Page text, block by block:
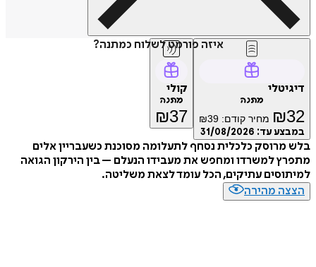
איזה פורמט לשלוח כמתנה?
דיגיטלי
מתנה
₪32 מחיר קודם: ₪39
במבצע עד: 31/08/2026
קולי
מתנה
₪37
בלש מרוסק כלכלית נסחף לתעלומה מסוכנת כשעבריין אלים
מתפרץ למשרדו ומחפש את מעבידו הנעלם – בין הירקון הגואה
למיתוסים עתיקים, הכל עומד לצאת משליטה.
הצצה מהירה